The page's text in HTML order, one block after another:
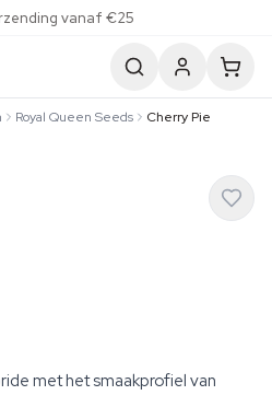
vanaf €25
Royal Queen Seeds Cherry Pie
met het smaakprofiel van